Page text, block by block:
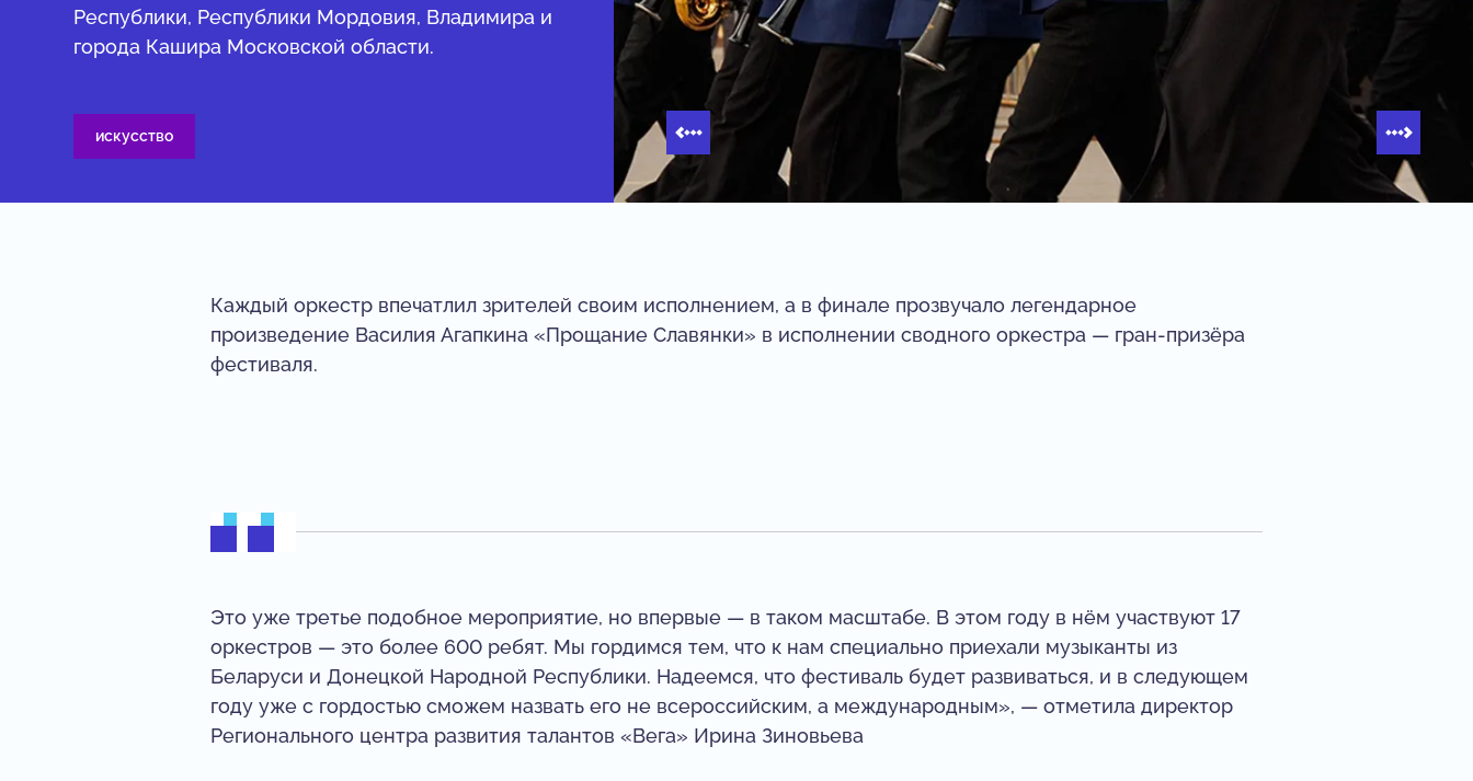
Республики, Республики Мордовия, Владимира и
города Кашира Московской области.
искусство
Каждый оркестр впечатлил зрителей своим исполнением, а в финале прозвучало легендарное
произведение Василия Агапкина «Прощание Славянки» в исполнении сводного оркестра — гран-призёра
фестиваля.
Это уже третье подобное мероприятие, но впервые — в таком масштабе. В этом году в нём участвуют 17
оркестров — это более 600 ребят. Мы гордимся тем, что к нам специально приехали музыканты из
Беларуси и Донецкой Народной Республики. Надеемся, что фестиваль будет развиваться, и в следующем
году уже с гордостью сможем назвать его не всероссийским, а международным», — отметила директор
Регионального центра развития талантов «Вега» Ирина Зиновьева